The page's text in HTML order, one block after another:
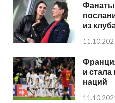
Фанаты
из
и
наций